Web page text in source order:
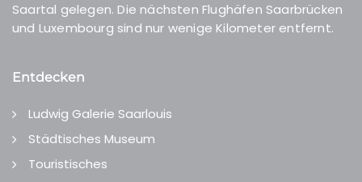
Saartal gelegen. Die nächsten Flughäfen Saarbrücken
und Luxembourg sind nur wenige Kilometer entfernt.
Entdecken
Ludwig Galerie Saarlouis
Städtisches Museum
Touristisches